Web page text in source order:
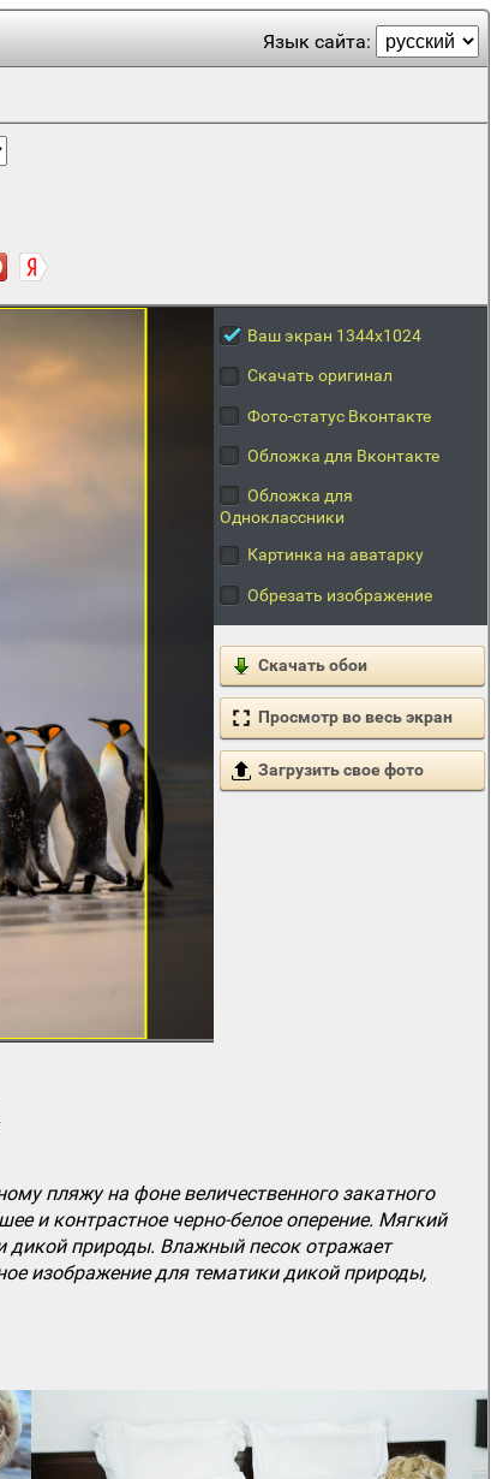
Язык сайта:
Ваш экран 1344x1024
Скачать оригинал
Фото-статус Вконтакте
Обложка для Вконтакте
Обложка для
Одноклассники
Картинка на аватарку
Обрезать изображение
Скачать обои
Просмотр во весь экран
Загрузить свое фото
пляжу на фоне величественного закатного
и контрастное черно-белое оперение. Мягкий
дикой природы. Влажный песок отражает
изображение для тематики дикой природы,